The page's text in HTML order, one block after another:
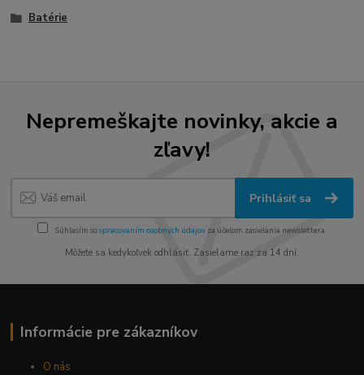
Batérie
Nepremeškajte novinky, akcie a
zľavy!
Prihlásiť sa
Súhlasím sospracovaním osobných údajov za účelom zasielania newslettera.
Môžete sa kedykoľvek odhlásiť. Zasielame raz za 14 dní.
Informácie pre zákazníkov
O nás